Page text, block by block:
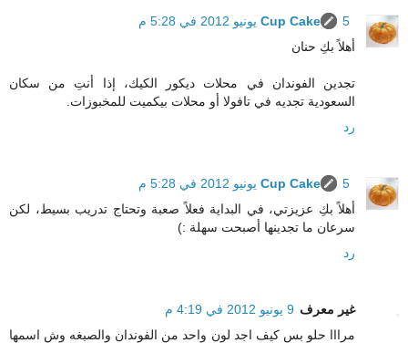
Cup Cake
5 يونيو 2012 في 5:28 م
أهلاً بكِ حنان
تجدين الفوندان في محلات ديكور الكيك، إذا أنتِ من سكان
السعودية تجديه في تافولا أو محلات بيكميت للمخبوزات.
رد
Cup Cake
5 يونيو 2012 في 5:28 م
أهلاً بكِ عزيزتي، في البداية فعلاً صعبة وتحتاج تدريب بسيط، لكن
سرعان ما تجدينها أصبحت سهلة :)
رد
غير معرف 9 يونيو 2012 في 4:19 م
مرااا حلو بس كيف اجد لون واحد من الفوندان والصبغه وش اسمها